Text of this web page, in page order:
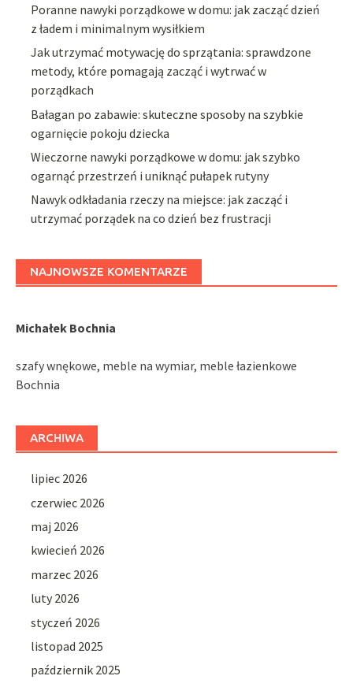
Poranne nawyki porządkowe w domu: jak zacząć dzień
z ładem i minimalnym wysiłkiem
Jak utrzymać motywację do sprzątania: sprawdzone
metody, które pomagają zacząć i wytrwać w
porządkach
Bałagan po zabawie: skuteczne sposoby na szybkie
ogarnięcie pokoju dziecka
Wieczorne nawyki porządkowe w domu: jak szybko
ogarnąć przestrzeń i uniknąć pułapek rutyny
Nawyk odkładania rzeczy na miejsce: jak zacząć i
utrzymać porządek na co dzień bez frustracji
NAJNOWSZE KOMENTARZE
Michałek Bochnia
szafy wnękowe, meble na wymiar, meble łazienkowe
Bochnia
ARCHIWA
lipiec 2026
czerwiec 2026
maj 2026
kwiecień 2026
marzec 2026
luty 2026
styczeń 2026
listopad 2025
październik 2025